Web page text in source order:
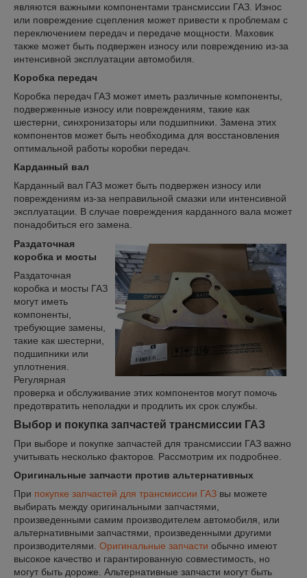
являются важными компонентами трансмиссии ГАЗ. Износ
или повреждение сцепления может привести к проблемам с
переключением передач и передаче мощности. Маховик
также может быть подвержен износу или повреждению из-за
интенсивной эксплуатации автомобиля.
Коробка передач
Коробка передач ГАЗ может иметь различные компоненты,
подверженные износу или повреждениям, такие как
шестерни, синхронизаторы или подшипники. Замена этих
компонентов может быть необходима для восстановления
оптимальной работы коробки передач.
Карданный вал
Карданный вал ГАЗ может быть подвержен износу или
повреждениям из-за неправильной смазки или интенсивной
эксплуатации. В случае повреждения карданного вала может
понадобиться его замена.
Раздаточная
коробка и мосты
Раздаточная
коробка и мосты ГАЗ
могут иметь
компоненты,
требующие замены,
такие как шестерни,
подшипники или
уплотнения.
Регулярная
проверка и обслуживание этих компонентов могут помочь
предотвратить неполадки и продлить их срок службы.
Выбор и покупка запчастей трансмиссии ГАЗ
При выборе и покупке запчастей для трансмиссии ГАЗ важно
учитывать несколько факторов. Рассмотрим их подробнее.
Оригинальные запчасти против альтернативных
При покупке запчастей для трансмиссии ГАЗ вы можете
выбирать между оригинальными запчастями,
произведенными самим производителем автомобиля, или
альтернативными запчастями, произведенными другими
производителями. Оригинальные запчасти обычно имеют
высокое качество и гарантированную совместимость, но
могут быть дороже. Альтернативные запчасти могут быть